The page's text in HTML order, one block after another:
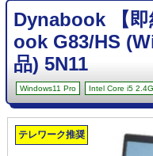
Dynabook 【
ook G83/HS
品) 5N11
Windows11 Pro Intel Core i5
テレワーク推奨